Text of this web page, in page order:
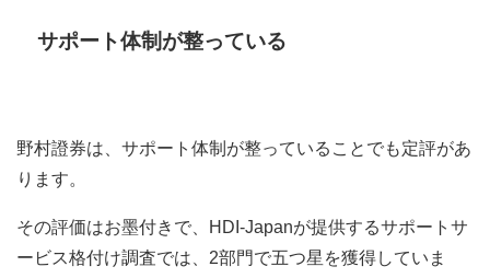
サポート体制が整っている
野村證券は、サポート体制が整っていることでも定評があ
ります。
その評価はお墨付きで、HDI-Japanが提供するサポートサ
ービス格付け調査では、2部門で五つ星を獲得していま